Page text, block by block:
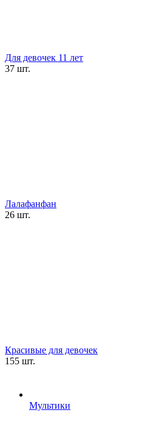
Для девочек 11 лет
37 шт.
Лалафанфан
26 шт.
Красивые для девочек
155 шт.
Мультики